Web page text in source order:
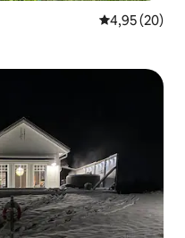
Gemiddelde
4,95 (20)